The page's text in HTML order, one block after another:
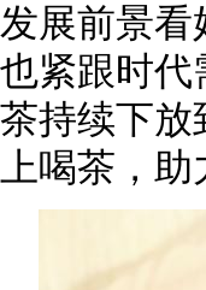
发展前景看
也紧跟时代
茶持续下放
上喝茶，